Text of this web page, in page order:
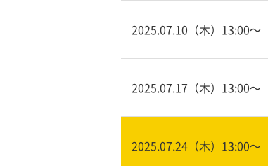
2025.07.10（木）13:00〜
2025.07.17（木）13:00〜
2025.07.24（木）13:00〜